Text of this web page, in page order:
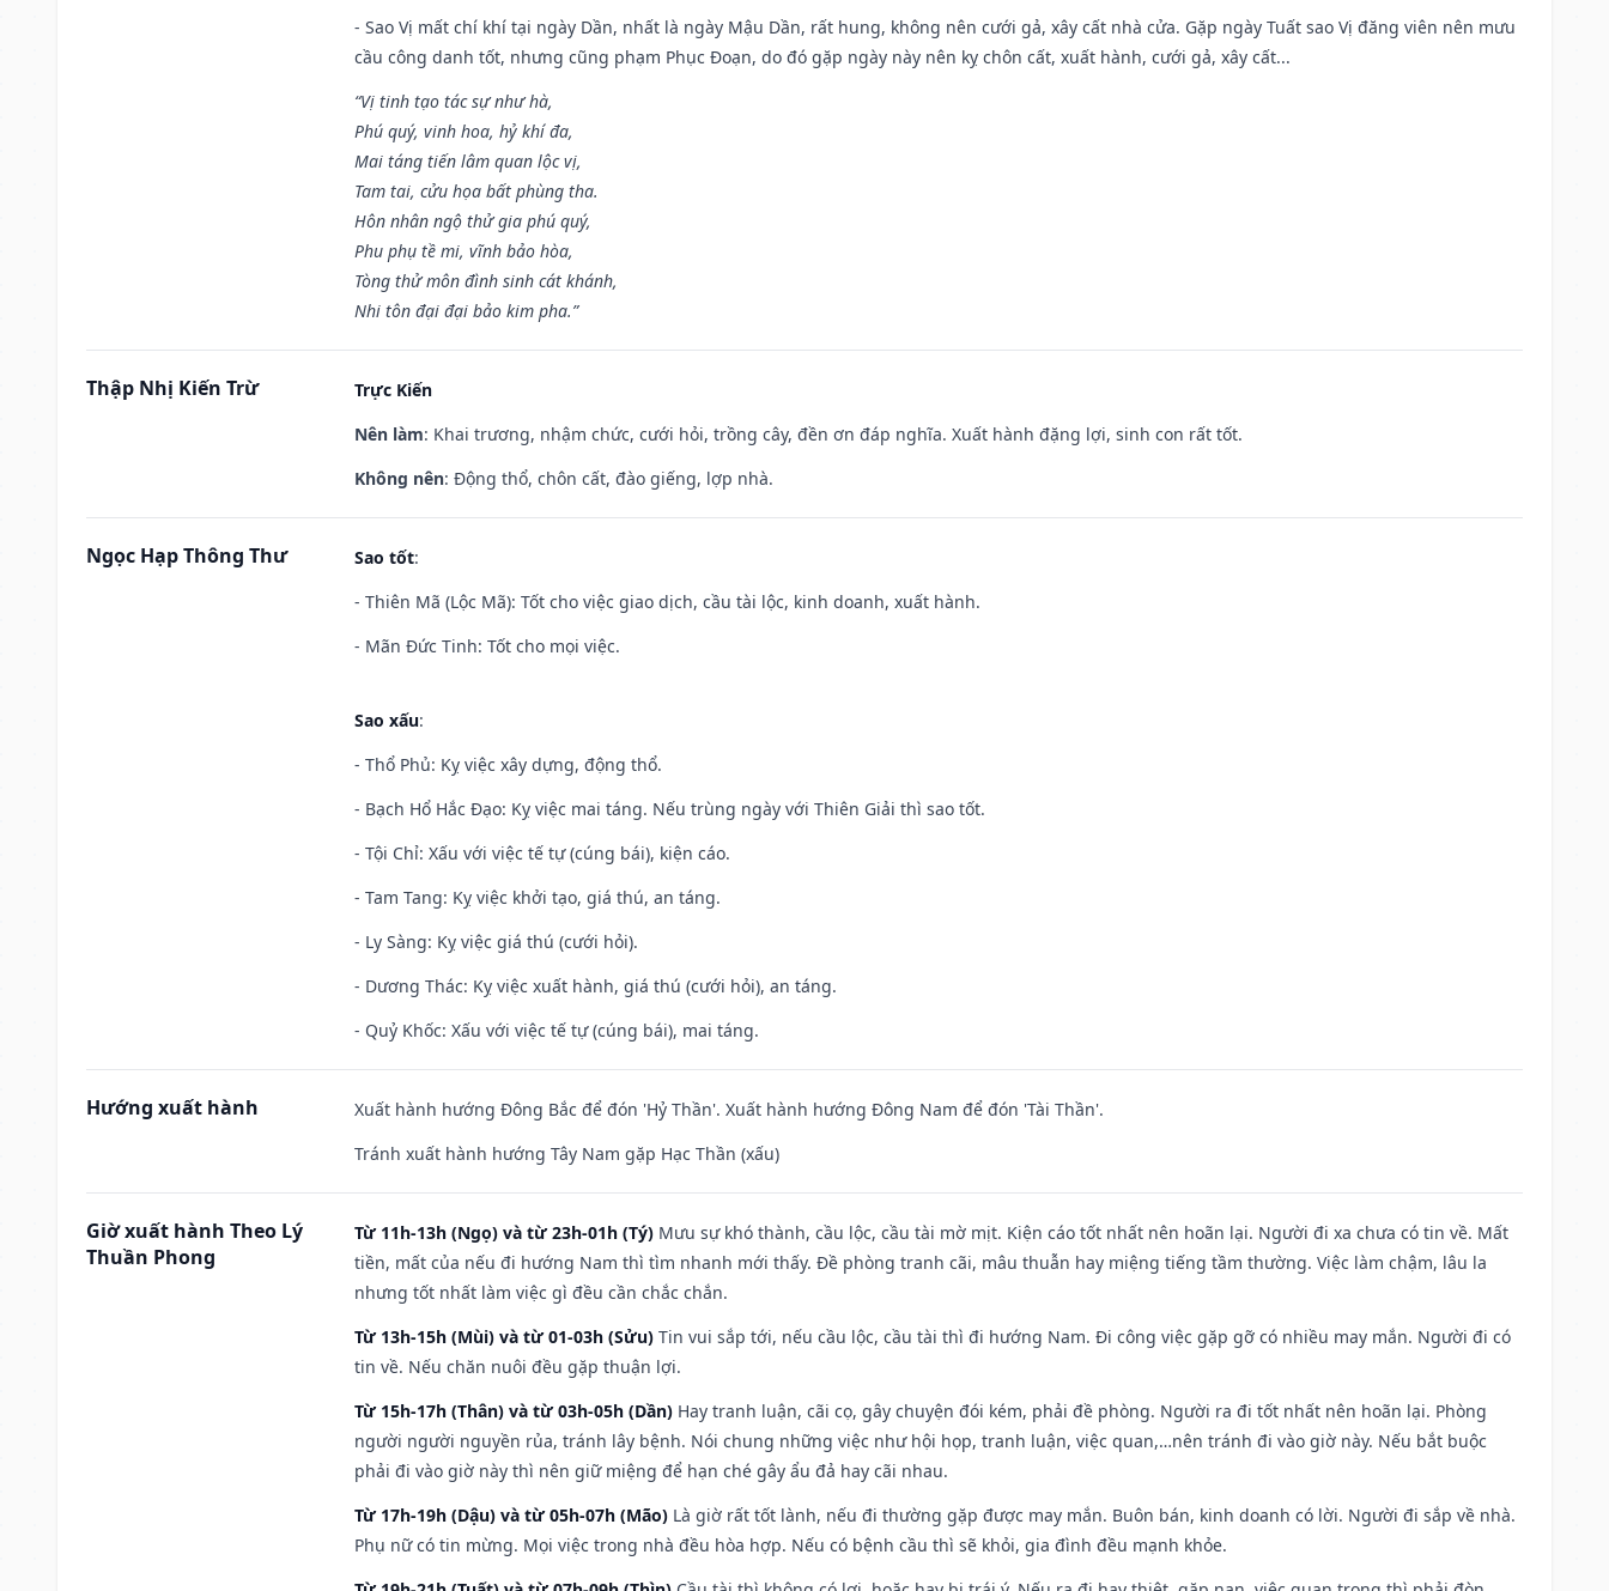
- Sao Vị mất chí khí tại ngày Dần, nhất là ngày Mậu Dần, rất hung, không nên cưới gả, xây cất nhà cửa. Gặp ngày Tuất sao Vị đăng viên nên mưu
cầu công danh tốt, nhưng cũng phạm Phục Đoạn, do đó gặp ngày này nên kỵ chôn cất, xuất hành, cưới gả, xây cất...
“Vị tinh tạo tác sự như hà,
Phú quý, vinh hoa, hỷ khí đa,
Mai táng tiến lâm quan lộc vị,
Tam tai, cửu họa bất phùng tha.
Hôn nhân ngộ thử gia phú quý,
Phu phụ tề mi, vĩnh bảo hòa,
Tòng thử môn đình sinh cát khánh,
Nhi tôn đại đại bảo kim pha.”
Thập Nhị Kiến Trừ
Trực Kiến
Nên làm: Khai trương, nhậm chức, cưới hỏi, trồng cây, đền ơn đáp nghĩa. Xuất hành đặng lợi, sinh con rất tốt.
Không nên: Động thổ, chôn cất, đào giếng, lợp nhà.
Ngọc Hạp Thông Thư Sao tốt:
- Thiên Mã (Lộc Mã): Tốt cho việc giao dịch, cầu tài lộc, kinh doanh, xuất hành.
- Mãn Đức Tinh: Tốt cho mọi việc.
Sao xấu:
- Thổ Phủ: Kỵ việc xây dựng, động thổ.
- Bạch Hổ Hắc Đạo: Kỵ việc mai táng. Nếu trùng ngày với Thiên Giải thì sao tốt.
- Tội Chỉ: Xấu với việc tế tự (cúng bái), kiện cáo.
- Tam Tang: Kỵ việc khởi tạo, giá thú, an táng.
- Ly Sàng: Kỵ việc giá thú (cưới hỏi).
- Dương Thác: Kỵ việc xuất hành, giá thú (cưới hỏi), an táng.
- Quỷ Khốc: Xấu với việc tế tự (cúng bái), mai táng.
Hướng xuất hành
Xuất hành hướng Đông Bắc để đón 'Hỷ Thần'. Xuất hành hướng Đông Nam để đón 'Tài Thần'.
Tránh xuất hành hướng Tây Nam gặp Hạc Thần (xấu)
Giờ xuất hành Theo Lý
Thuần Phong
Từ 11h-13h (Ngọ) và từ 23h-01h (Tý) Mưu sự khó thành, cầu lộc, cầu tài mờ mịt. Kiện cáo tốt nhất nên hoãn lại. Người đi xa chưa có tin về. Mất
tiền, mất của nếu đi hướng Nam thì tìm nhanh mới thấy. Đề phòng tranh cãi, mâu thuẫn hay miệng tiếng tầm thường. Việc làm chậm, lâu la
nhưng tốt nhất làm việc gì đều cần chắc chắn.
Từ 13h-15h (Mùi) và từ 01-03h (Sửu) Tin vui sắp tới, nếu cầu lộc, cầu tài thì đi hướng Nam. Đi công việc gặp gỡ có nhiều may mắn. Người đi có
tin về. Nếu chăn nuôi đều gặp thuận lợi.
Từ 15h-17h (Thân) và từ 03h-05h (Dần) Hay tranh luận, cãi cọ, gây chuyện đói kém, phải đề phòng. Người ra đi tốt nhất nên hoãn lại. Phòng
người người nguyền rủa, tránh lây bệnh. Nói chung những việc như hội họp, tranh luận, việc quan,…nên tránh đi vào giờ này. Nếu bắt buộc
phải đi vào giờ này thì nên giữ miệng để hạn ché gây ẩu đả hay cãi nhau.
Từ 17h-19h (Dậu) và từ 05h-07h (Mão) Là giờ rất tốt lành, nếu đi thường gặp được may mắn. Buôn bán, kinh doanh có lời. Người đi sắp về nhà.
Phụ nữ có tin mừng. Mọi việc trong nhà đều hòa hợp. Nếu có bệnh cầu thì sẽ khỏi, gia đình đều mạnh khỏe.